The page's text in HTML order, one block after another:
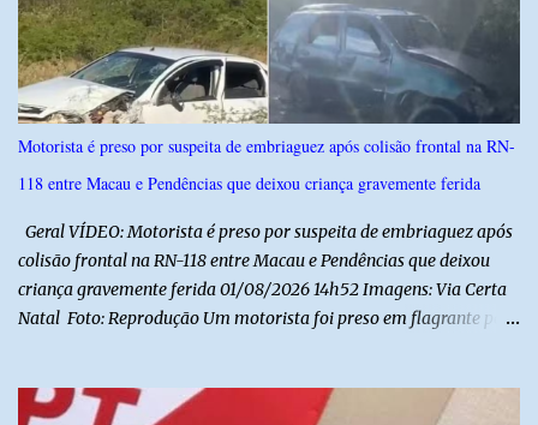
definido pela Secretaria Municipal de Educação do município. É
previsto também que as escolas da rede de ensino público
municipal deverão promover a discussão das letras do Hino
Nacional Brasileiro de modo a estimular os estudantes interpretar
e debater o seu conteúdo. De acordo com o vereador, a Secretaria
Municipal de Educação poderá expedir normas complementares
necessárias ao cumprimento da lei.
Motorista é preso por suspeita de embriaguez após colisão frontal na RN-
118 entre Macau e Pendências que deixou criança gravemente ferida
Geral VÍDEO: Motorista é preso por suspeita de embriaguez após
colisão frontal na RN-118 entre Macau e Pendências que deixou
criança gravemente ferida 01/08/2026 14h52 Imagens: Via Certa
Natal Foto: Reprodução Um motorista foi preso em flagrante por
na RN-118, entre Macau e Pendências. Segundo a Polícia Militar,